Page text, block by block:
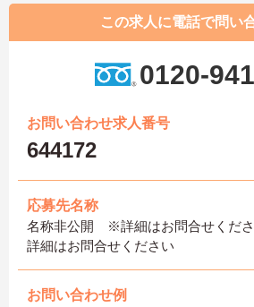
この求人に電話で問い
0120-
お問い合わせ求人番号
644172
応募先名称
名称非公開 ※詳細はお問合せくだ
詳細はお問合せください
お問い合わせ例